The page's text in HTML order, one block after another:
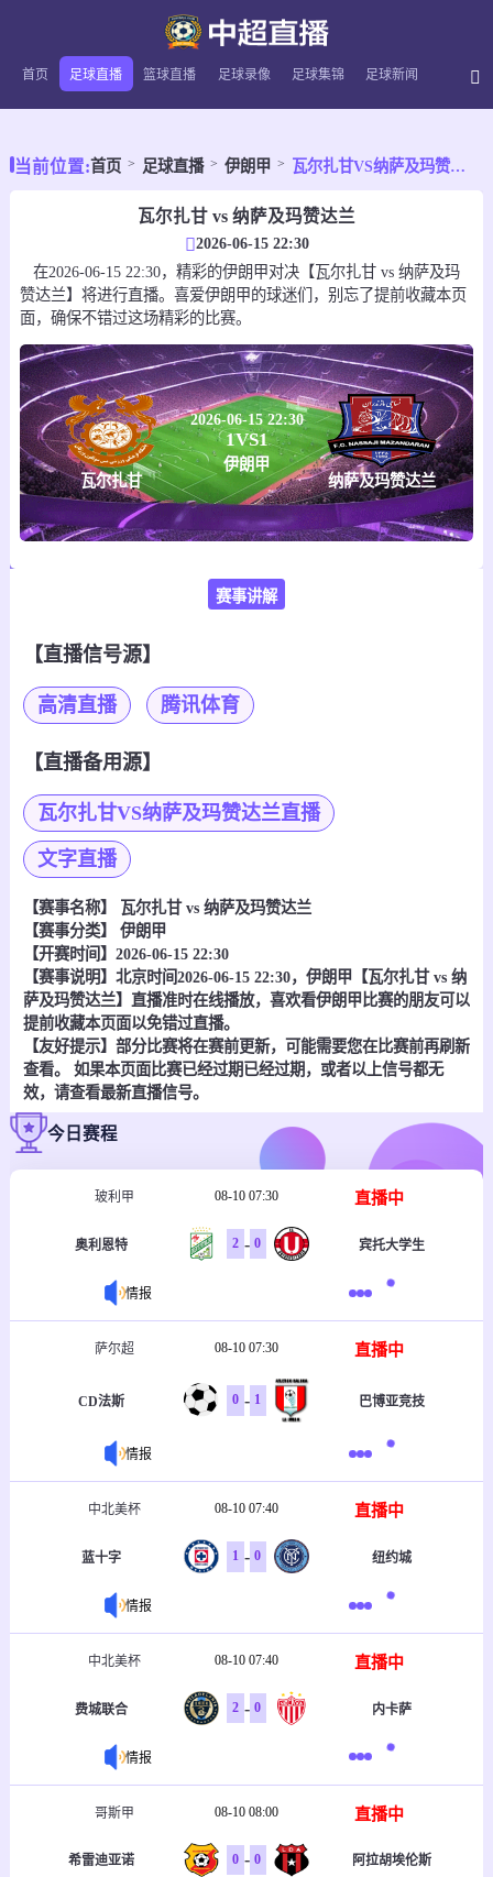
首页 足球直播 篮球直播 足球录像 足球集锦 足球新闻
当前位置:首页 足球直播 伊朗甲 瓦尔扎甘VS纳萨及玛赞达兰
瓦尔扎甘 vs 纳萨及玛赞达兰
2026-06-15 22:30
在2026-06-15 22:30，精彩的伊朗甲对决【瓦尔扎甘 vs 纳萨及玛
赞达兰】将进行直播。喜爱伊朗甲的球迷们，别忘了提前收藏本页
面，确保不错过这场精彩的比赛。
瓦尔扎甘
2026-06-15 22:30
1VS1
伊朗甲
纳萨及玛赞达兰
赛事讲解
【直播信号源】
高清直播 腾讯体育
【直播备用源】
瓦尔扎甘VS纳萨及玛赞达兰直播
文字直播
【赛事名称】
瓦尔扎甘 vs 纳萨及玛赞达兰
【赛事分类】 伊朗甲
【开赛时间】2026-06-15 22:30
【赛事说明】北京时间2026-06-15 22:30，伊朗甲【瓦尔扎甘 vs 纳
萨及玛赞达兰】直播准时在线播放，喜欢看伊朗甲比赛的朋友可以
提前收藏本页面以免错过直播。
【友好提示】部分比赛将在赛前更新，可能需要您在比赛前再刷新
查看。 如果本页面比赛已经过期已经过期，或者以上信号都无
效，请查看最新直播信号。
今日赛程
玻利甲 08-10 07:30 直播中
奥利恩特 2 - 0 宾托大学生
情报
萨尔超 08-10 07:30 直播中
CD法斯 0 - 1 巴博亚竞技
情报
中北美杯 08-10 07:40 直播中
蓝十字 1 - 0 纽约城
情报
中北美杯 08-10 07:40 直播中
费城联合 2 - 0 内卡萨
情报
哥斯甲 08-10 08:00 直播中
希雷迪亚诺 0 - 0 阿拉胡埃伦斯